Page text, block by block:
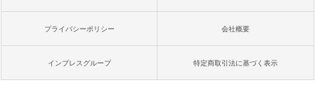
プライバシーポリシー 会社概要
インプレスグループ 特定商取引法に基づく表示